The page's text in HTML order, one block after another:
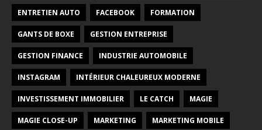
ENTRETIEN AUTO FACEBOOK FORMATION
GANTS DE BOXE GESTION ENTREPRISE
GESTION FINANCE INDUSTRIE AUTOMOBILE
INSTAGRAM INTÉRIEUR CHALEUREUX MODERNE
INVESTISSEMENT IMMOBILIER LE CATCH MAGIE
MAGIE CLOSE-UP MARKETING MARKETING MOBILE